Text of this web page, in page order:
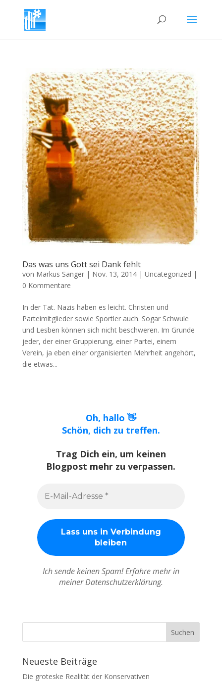
Das was uns Gott sei Dank fehlt
von Markus Sänger| Nov. 13, 2014| Uncategorized |
0 Kommentare
In der Tat. Nazis haben es leicht. Christen und
Parteimitglieder sowie Sportler auch. Sogar Schwule
und Lesben können sich nicht beschweren. Im Grunde
jeder, der einer Gruppierung, einer Partei, einem
Verein, ja eben einer organisierten Mehrheit angehört,
die etwas...
Oh, hallo 👋
Schön, dich zu treffen.
Trag Dich ein, um keinen
Blogpost mehr zu verpassen.
Ich sende keinen Spam! Erfahre mehr in
meiner Datenschutzerklärung.
Neueste Beiträge
Die groteske Realität der Konservativen